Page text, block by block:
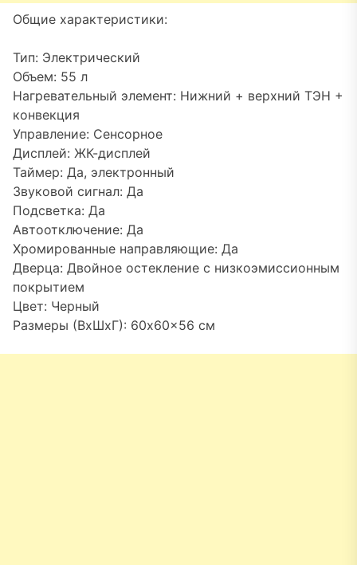
Общие характеристики:
Тип: Электрический
Объем: 55 л
Нагревательный элемент: Нижний + верхний ТЭН +
конвекция
Управление: Сенсорное
Дисплей: ЖК-дисплей
Таймер: Да, электронный
Звуковой сигнал: Да
Подсветка: Да
Автоотключение: Да
Хромированные направляющие: Да
Дверца: Двойное остекление с низкоэмиссионным
покрытием
Цвет: Черный
Размеры (ВхШхГ): 60x60x56 см